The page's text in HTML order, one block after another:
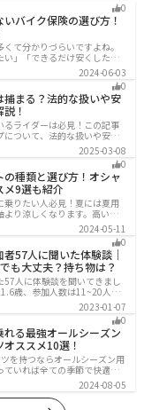
0
いバイク保険の選び方！
て分かりづらいですよね。
い」「できるだけ安くした
知りたい」こういったことで
ク保険の選び方・つけるべき
2024-06-03
0
捕まる？法的な扱いや安
！
るライダーは必見！この記事
について、法的な扱いや安全
います。実は、法律で認め
ては違法となる可能性がある
事を読めば、ヘルメットを
ます。
2025-03-08
0
種類と選び方！オシャ
メ9選も紹介
乗りたい人必見！夏には夏用
より涼しくなります。高い透
ーフメッシュはもちろん、
タイルジャケットもあるの
りたい人でも使える装備があ
2024-05-11
0
57人に聞いた体験談｜
も大丈夫？持ち物は？
57人に体験談を聞いてきまし
歳、参加人数は11~20人な
うだったのか、持っていくべ
っておきたい情報をまとめま
2023-01-07
0
る最強オールシーズン
ススメ10選！
を持つならオールシーズン用
ていれば全ての季節で快適に
だけでなく、機能性やデザ
るので、安全にカッコよくバ
ておきましょう。
2024-08-05